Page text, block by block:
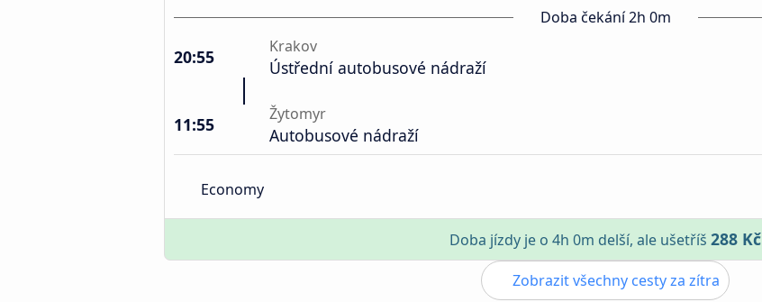
Doba čekání 2h 0m
20:55 Krakov
Ústřední autobusové nádraží
11:55 Žytomyr
Autobusové nádraží
Economy
Doba jízdy je o 4h 0m delší, ale ušetříš 288 Kč
Zobrazit všechny cesty za zítra